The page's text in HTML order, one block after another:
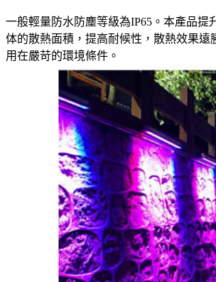
一般輕量防水防塵等級為IP65。本產品提
体的散熱面積，提高耐候性，散熱效果遠
用在嚴苛的環境條件。